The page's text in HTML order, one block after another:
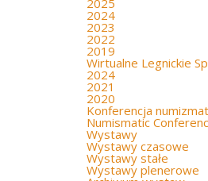
2025
2024
2023
2022
2019
Wirtualne Legnickie
2024
2021
2020
Konferencja
Numismatic
Wystawy
Wystawy czasowe
Wystawy stałe
Wystawy plenerowe